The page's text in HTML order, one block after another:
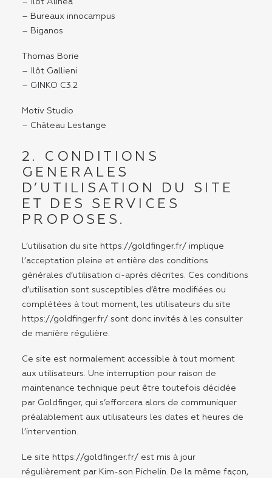
– Ilôt Alinéa
– Bureaux innocampus
– Biganos
Thomas Borie
– Ilôt Gallieni
– GINKO C3.2
Motiv Studio
– Château Lestange
2. CONDITIONS
GENERALES
D’UTILISATION DU SITE
ET DES SERVICES
PROPOSES.
L’utilisation du site https://goldfinger.fr/ implique
l’acceptation pleine et entière des conditions
générales d’utilisation ci-après décrites. Ces conditions
d’utilisation sont susceptibles d’être modifiées ou
complétées à tout moment, les utilisateurs du site
https://goldfinger.fr/ sont donc invités à les consulter
de manière régulière.
Ce site est normalement accessible à tout moment
aux utilisateurs. Une interruption pour raison de
maintenance technique peut être toutefois décidée
par Goldfinger, qui s’efforcera alors de communiquer
préalablement aux utilisateurs les dates et heures de
l’intervention.
Le site https://goldfinger.fr/ est mis à jour
régulièrement par Kim-son Pichelin. De la même façon,